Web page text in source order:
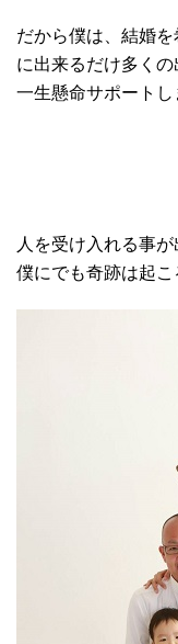
だから僕は、結婚
に出来るだけ多くの
一生懸命サポートし
人を受け入れる事
僕にでも奇跡は起こ